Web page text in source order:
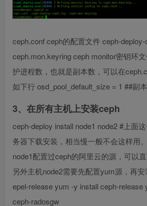
ceph.conf ceph的配置文件 ceph-
ceph.mon.keyring ceph monitor密钥环
护进程数，也就是副本数，可以在
如下行 osd_pool_default_size = 1 ##副
3、在所有主机上安装ceph
ceph-deploy install node1 node2 #上面
务器下载安装，相当慢一般不会这样用
node1配置过ceph的阿里云的源，可以
另外主机node2需要先配置yum源，再
epel-release yum -y install ceph-release
ceph-radosgw